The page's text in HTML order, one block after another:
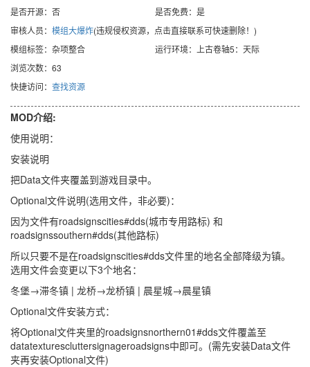
是否开源：否
是否免费：是
审核人员： 模组大爆炸(违规侵权资源，点击直接联系可快速删除！)
模组标签：杂项整合
运行环境：上古卷轴5：天际
浏览次数：63
快捷访问： 查找资源
MOD介绍:
使用说明：
安装说明
把Data文件夹覆盖到游戏目录中。
Optional文件说明(选用文件，非必要)：
因为文件有roadsignscities#dds(城市专用路标) 和
roadsignssouthern#dds(其他路标)
所以只要不是在roadsignscities#dds文件里的地名全部降级为镇。
选用文件会变更以下3个地名：
冬堡→滞冬镇 | 龙桥→龙桥镇 | 晨星城→晨星镇
Optional文件安装方式：
将Optional文件夹里的roadsignsnorthern01#dds文件覆盖至
datatexturescluttersignageroadsigns中即可。(需先安装Data文件
夹再安装Optional文件)